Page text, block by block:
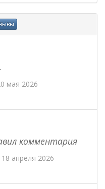
мая 2026
комментария
апреля 2026